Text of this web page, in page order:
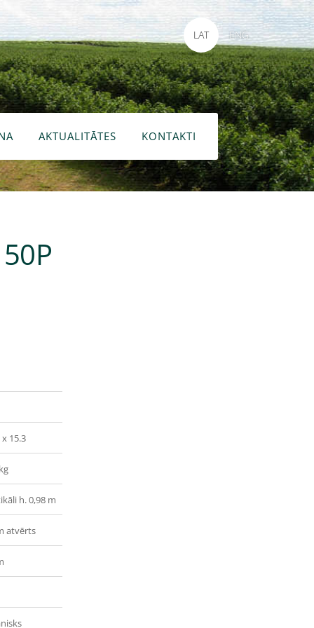
LAT ENG
AKTUALITĀTES KONTAKTI
15.3
h. 0,98 m
atvērts